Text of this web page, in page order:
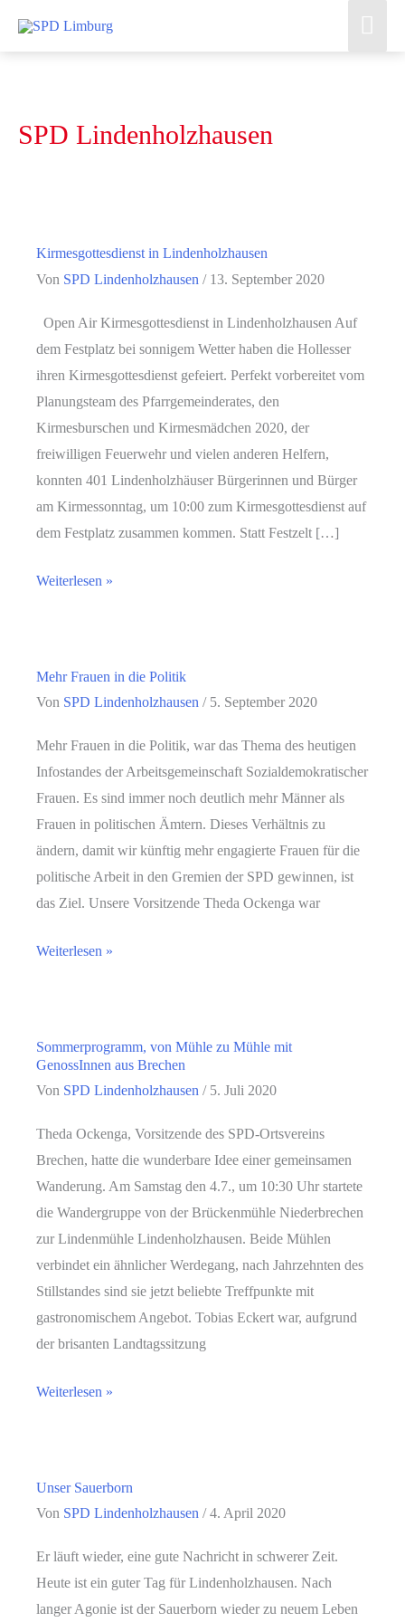
Inhalt
SPD Lindenholzhausen
Kirmesgottesdienst in Lindenholzhausen
Von SPD Lindenholzhausen / 13. September 2020
Open Air Kirmesgottesdienst in Lindenholzhausen Auf
dem Festplatz bei sonnigem Wetter haben die Hollesser
ihren Kirmesgottesdienst gefeiert. Perfekt vorbereitet vom
Planungsteam des Pfarrgemeinderates, den
Kirmesburschen und Kirmesmädchen 2020, der
freiwilligen Feuerwehr und vielen anderen Helfern,
konnten 401 Lindenholzhäuser Bürgerinnen und Bürger
am Kirmessonntag, um 10:00 zum Kirmesgottesdienst auf
dem Festplatz zusammen kommen. Statt Festzelt […]
Kirmesgottesdienst
Weiterlesen »
Mehr Frauen in die Politik
Von SPD Lindenholzhausen / 5. September 2020
Mehr Frauen in die Politik, war das Thema des heutigen
Infostandes der Arbeitsgemeinschaft Sozialdemokratischer
Frauen. Es sind immer noch deutlich mehr Männer als
Frauen in politischen Ämtern. Dieses Verhältnis zu
ändern, damit wir künftig mehr engagierte Frauen für die
politische Arbeit in den Gremien der SPD gewinnen, ist
das Ziel. Unsere Vorsitzende Theda Ockenga war
Mehr
Politik
Weiterlesen »
Sommerprogramm, von Mühle zu Mühle mit
GenossInnen aus Brechen
Von SPD Lindenholzhausen / 5. Juli 2020
Theda Ockenga, Vorsitzende des SPD-Ortsvereins
Brechen, hatte die wunderbare Idee einer gemeinsamen
Wanderung. Am Samstag den 4.7., um 10:30 Uhr startete
die Wandergruppe von der Brückenmühle Niederbrechen
zur Lindenmühle Lindenholzhausen. Beide Mühlen
verbindet ein ähnlicher Werdegang, nach Jahrzehnten des
Stillstandes sind sie jetzt beliebte Treffpunkte mit
gastronomischem Angebot. Tobias Eckert war, aufgrund
der brisanten Landtagssitzung
Sommerprogramm,
Mühle
mit
GenossInnen
aus
Brechen
Weiterlesen »
Unser Sauerborn
Von SPD Lindenholzhausen /4. April 2020
Er läuft wieder, eine gute Nachricht in schwerer Zeit.
Heute ist ein guter Tag für Lindenholzhausen. Nach
langer Agonie ist der Sauerborn wieder zu neuem Leben